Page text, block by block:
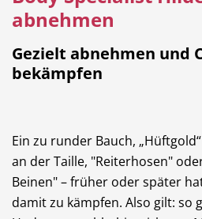
Hotel
abnehmen
Gezielt abnehmen und
bekämpfen
Ein zu runder Bauch,
an der Taille, "Reiterhosen"
Beinen" – früher oder später
damit zu kämpfen. Also gilt: so